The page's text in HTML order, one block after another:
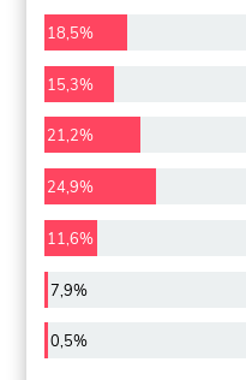
18,5%
15,3%
21,2%
24,9%
11,6%
7,9%
0,5%